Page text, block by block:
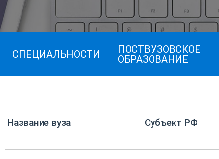
СПЕЦИАЛЬНОСТИ
ПОСТВУЗОВСКОЕ
ОБРАЗОВАНИЕ
Название вуза Субъект РФ